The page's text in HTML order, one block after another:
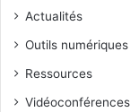
Actualités
Outils numériques
Ressources
Vidéoconférences